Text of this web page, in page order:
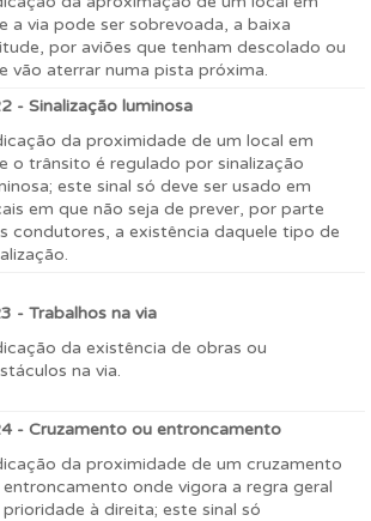
a via pode ser sobrevoada, a baixa
por aviões que tenham descolado ou
vão aterrar numa pista próxima.
- Sinalização luminosa
da proximidade de um local em
o trânsito é regulado por sinalização
este sinal só deve ser usado em
em que não seja de prever, por parte
condutores, a existência daquele tipo de
- Trabalhos na via
da existência de obras ou
na via.
- Cruzamento ou entroncamento
da proximidade de um cruzamento
entroncamento onde vigora a regra geral
à direita; este sinal só